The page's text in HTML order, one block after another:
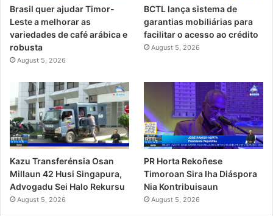
Brasil quer ajudar Timor-
Leste a melhorar as
variedades de café arábica e
robusta
August 5, 2026
BCTL lança sistema de
garantias mobiliárias para
facilitar o acesso ao crédito
August 5, 2026
Kazu Transferénsia Osan
Millaun 42 Husi Singapura,
Advogadu Sei Halo Rekursu
August 5, 2026
PR Horta Rekoñese
Timoroan Sira Iha Diáspora
Nia Kontribuisaun
August 5, 2026